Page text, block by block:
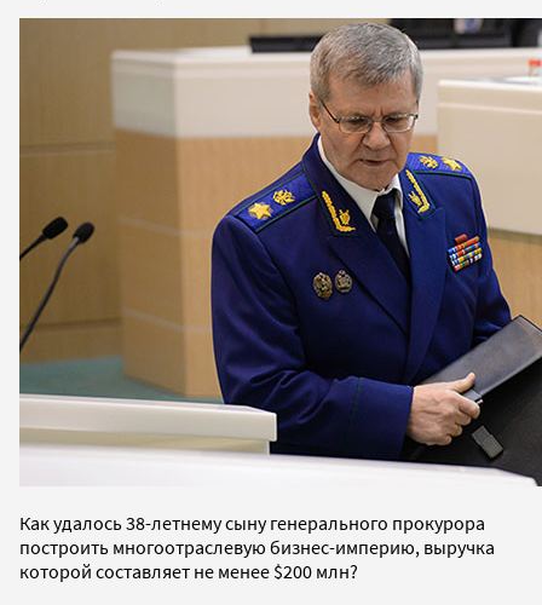
Как удалось 38-летнему сыну генерального прокурора
построить многоотраслевую бизнес-империю, выручка
которой составляет не менее $200 млн?